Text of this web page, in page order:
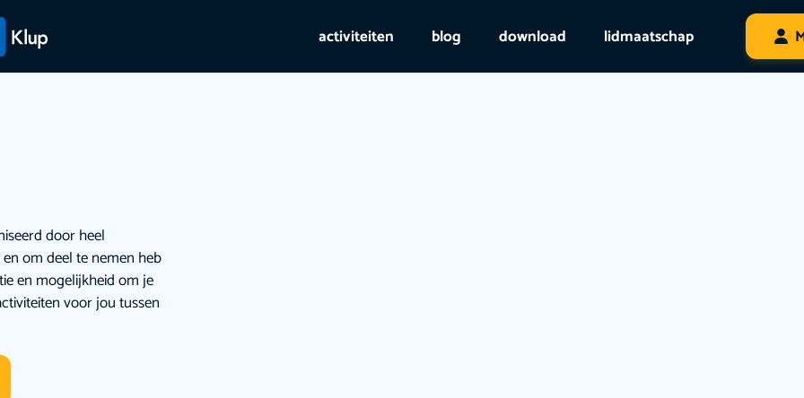
activiteiten blog download lidmaatschap
door heel
om deel te nemen heb
en mogelijkheid om je
voor jou tussen